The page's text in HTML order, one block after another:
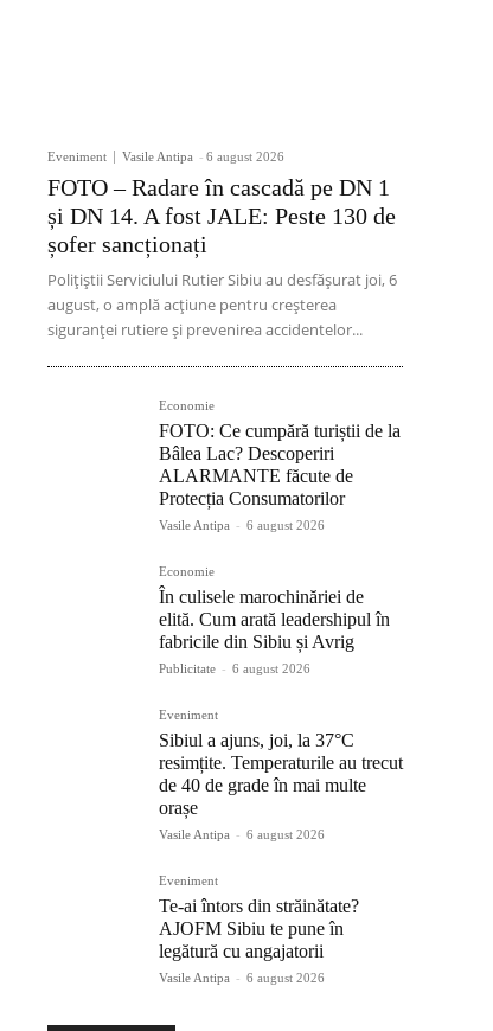
Eveniment Vasile Antipa - 6 august 2026
FOTO – Radare în cascadă pe DN 1
și DN 14. A fost JALE: Peste 130 de
șofer sancționați
Polițiștii Serviciului Rutier Sibiu au desfășurat joi, 6
august, o amplă acțiune pentru creșterea
siguranței rutiere și prevenirea accidentelor...
Economie
FOTO: Ce cumpără turiștii de la
Bâlea Lac? Descoperiri
ALARMANTE făcute de
Protecția Consumatorilor
Vasile Antipa - 6 august 2026
Economie
În culisele marochinăriei de
elită. Cum arată leadershipul în
fabricile din Sibiu și Avrig
Publicitate - 6 august 2026
Eveniment
Sibiul a ajuns, joi, la 37°C
resimțite. Temperaturile au trecut
de 40 de grade în mai multe
orașe
Vasile Antipa - 6 august 2026
Eveniment
Te-ai întors din străinătate?
AJOFM Sibiu te pune în
legătură cu angajatorii
Vasile Antipa - 6 august 2026